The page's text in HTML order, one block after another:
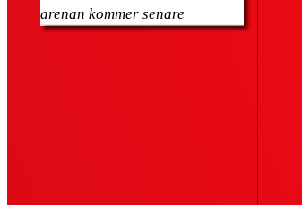
arenan kommer senare